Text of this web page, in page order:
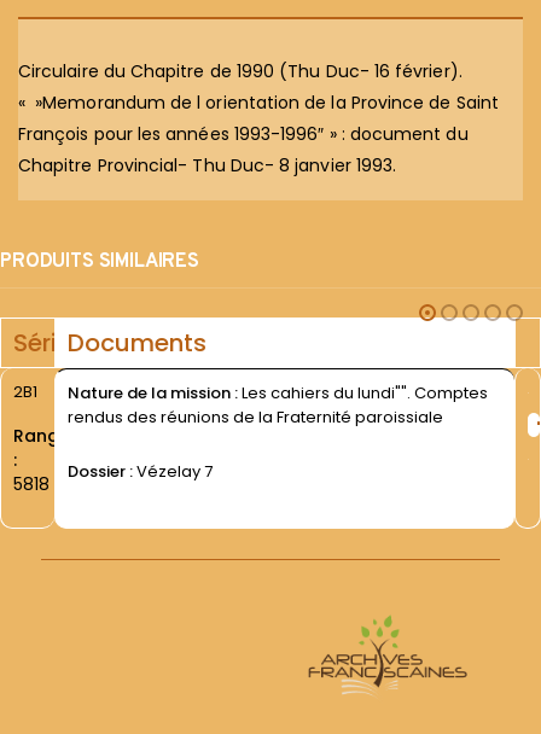
Circulaire du Chapitre de 1990 (Thu Duc- 16 février).
« »Memorandum de l orientation de la Province de Saint
François pour les années 1993-1996″ » : document du
Chapitre Provincial- Thu Duc- 8 janvier 1993.
PRODUITS SIMILAIRES
SérieDocuments
2B1
Rang
:
5818
Nature de la mission :Les cahiers du lundi"". Comptes
rendus des réunions de la Fraternité paroissiale
Dossier :Vézelay 7